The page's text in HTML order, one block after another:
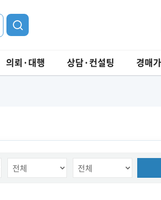
의뢰·대행 상담·컨설팅 경매